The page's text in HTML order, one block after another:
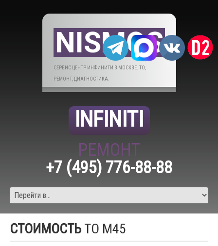
СЕРВИС ЦЕНТР ИНФИНИТИ В МОСКВЕ. ТО,
РЕМОНТ, ДИАГНОСТИКА.
INFINITI
РЕМОНТ
+7 (495) 776-88-88
СТОИМОСТЬТО M45